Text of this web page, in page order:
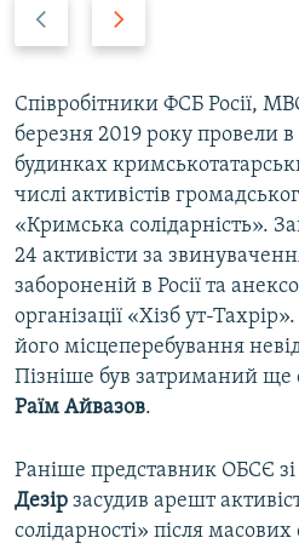
v
i
o
u
s
s
l
i
d
e
t
s
l
i
d
e
Співробітники ФСБ Росії, МВС
березня 2019 року провели
будинках
числі активістів
«Кримська солідарність».
24 активісти за
забороненій в Росії та
організації «Хізб ут-Тахрір».
його місцеперебування
Пізніше був затриманий
Раїм Айвазов.
Раніше представник ОБСЄ
Дезір засудив арешт
солідарності» після